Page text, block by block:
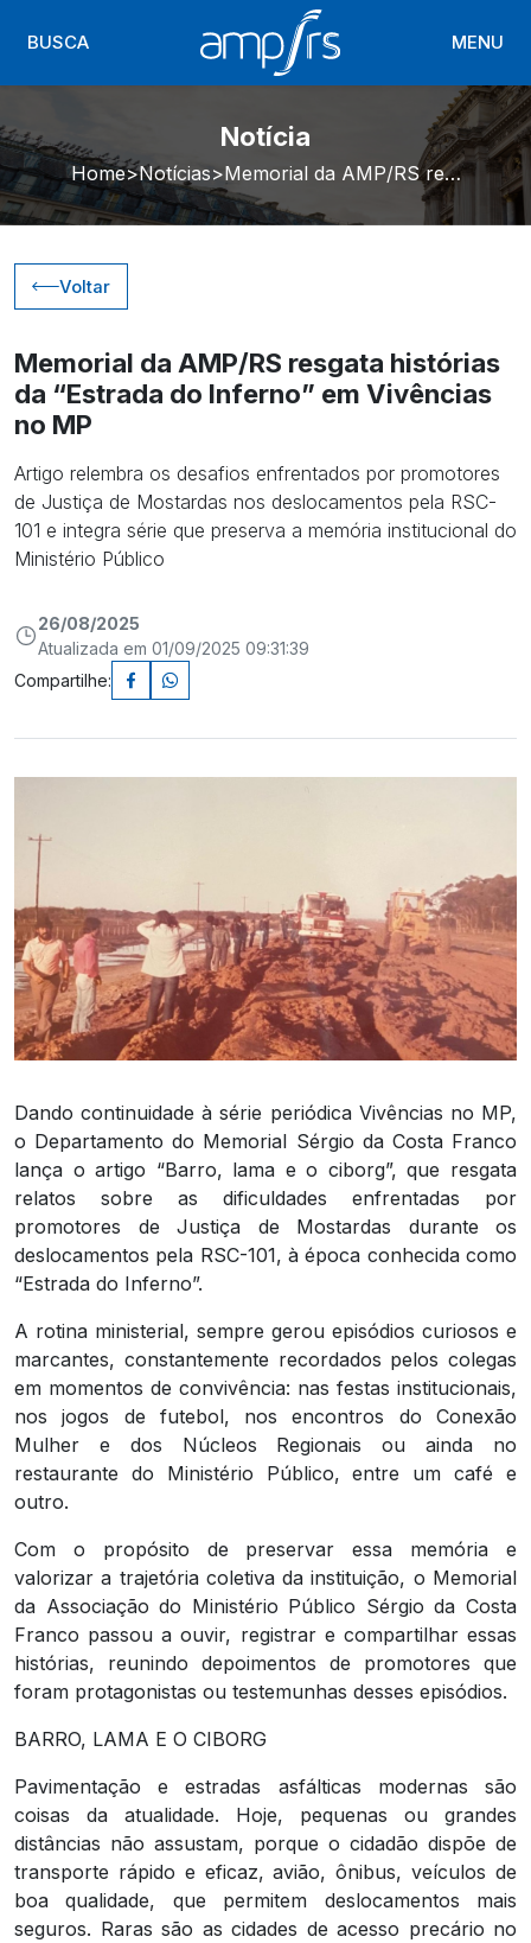
BUSCA MENU
Notícia
Home Notícias Memorial da AMP/RS resgata histórias da “Estrada do Inferno” em Vivências no MP
Voltar
Memorial da AMP/RS resgata histórias
da “Estrada do Inferno” em Vivências
no MP
Artigo relembra os desafios enfrentados por promotores
de Justiça de Mostardas nos deslocamentos pela RSC-
101 e integra série que preserva a memória institucional do
Ministério Público
26/08/2025
Atualizada em 01/09/2025 09:31:39
Compartilhe:
Dando continuidade à série periódica Vivências no MP,
o Departamento do Memorial Sérgio da Costa Franco
lança o artigo “Barro, lama e o ciborg”, que resgata
relatos sobre as dificuldades enfrentadas por
promotores de Justiça de Mostardas durante os
deslocamentos pela RSC-101, à época conhecida como
“Estrada do Inferno”.
A rotina ministerial, sempre gerou episódios curiosos e
marcantes, constantemente recordados pelos colegas
em momentos de convivência: nas festas institucionais,
nos jogos de futebol, nos encontros do Conexão
Mulher e dos Núcleos Regionais ou ainda no
restaurante do Ministério Público, entre um café e
outro.
Com o propósito de preservar essa memória e
valorizar a trajetória coletiva da instituição, o Memorial
da Associação do Ministério Público Sérgio da Costa
Franco passou a ouvir, registrar e compartilhar essas
histórias, reunindo depoimentos de promotores que
foram protagonistas ou testemunhas desses episódios.
BARRO, LAMA E O CIBORG
Pavimentação e estradas asfálticas modernas são
coisas da atualidade. Hoje, pequenas ou grandes
distâncias não assustam, porque o cidadão dispõe de
transporte rápido e eficaz, avião, ônibus, veículos de
boa qualidade, que permitem deslocamentos mais
seguros. Raras são as cidades de acesso precário no